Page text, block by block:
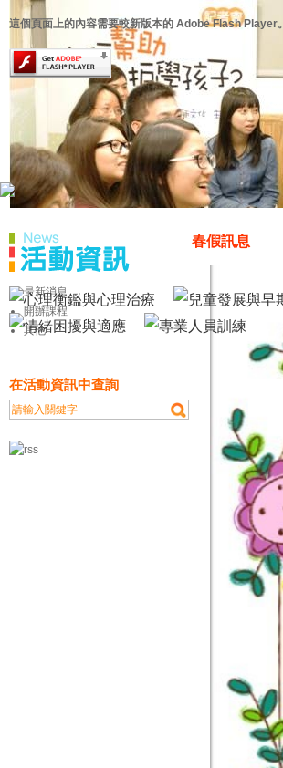
這個頁面上的內容需要較新版本的 Adobe Flash Player。
春假訊息
最新消息
開辦課程
其他
在活動資訊中查詢